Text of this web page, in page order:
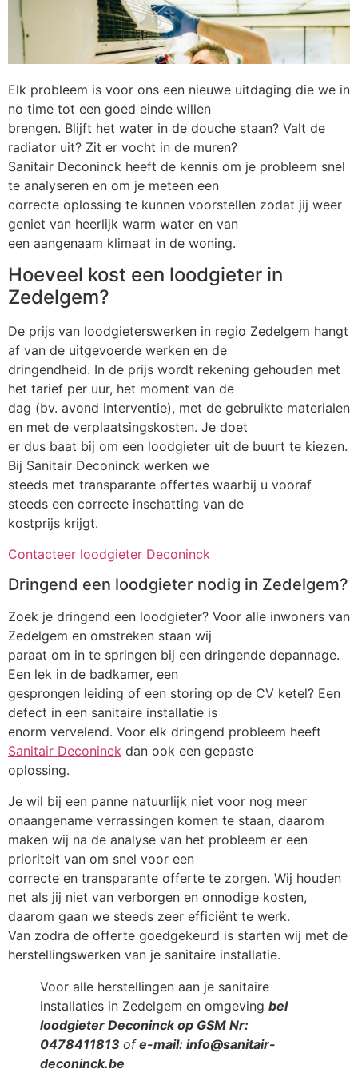
Elk probleem is voor ons een nieuwe uitdaging die we in
no time tot een goed einde willen
brengen. Blijft het water in de douche staan? Valt de
radiator uit? Zit er vocht in de muren?
Sanitair Deconinck heeft de kennis om je probleem snel
te analyseren en om je meteen een
correcte oplossing te kunnen voorstellen zodat jij weer
geniet van heerlijk warm water en van
een aangenaam klimaat in de woning.
Hoeveel kost een loodgieter in
Zedelgem?
De prijs van loodgieterswerken in regio Zedelgem hangt
af van de uitgevoerde werken en de
dringendheid. In de prijs wordt rekening gehouden met
het tarief per uur, het moment van de
dag (bv. avond interventie), met de gebruikte materialen
en met de verplaatsingskosten. Je doet
er dus baat bij om een loodgieter uit de buurt te kiezen.
Bij Sanitair Deconinck werken we
steeds met transparante offertes waarbij u vooraf
steeds een correcte inschatting van de
kostprijs krijgt.
Contacteer loodgieter Deconinck
Dringend een loodgieter nodig in Zedelgem?
Zoek je dringend een loodgieter? Voor alle inwoners van
Zedelgem en omstreken staan wij
paraat om in te springen bij een dringende depannage.
Een lek in de badkamer, een
gesprongen leiding of een storing op de CV ketel? Een
defect in een sanitaire installatie is
enorm vervelend. Voor elk dringend probleem heeft
Sanitair Deconinck dan ook een gepaste
oplossing.
Je wil bij een panne natuurlijk niet voor nog meer
onaangename verrassingen komen te staan, daarom
maken wij na de analyse van het probleem er een
prioriteit van om snel voor een
correcte en transparante offerte te zorgen. Wij houden
net als jij niet van verborgen en onnodige kosten,
daarom gaan we steeds zeer efficiënt te werk.
Van zodra de offerte goedgekeurd is starten wij met de
herstellingswerken van je sanitaire installatie.
Voor alle herstellingen aan je sanitaire
installaties in Zedelgem en omgeving bel
loodgieter Deconinck op GSM Nr:
0478411813 ofe-mail: info@sanitair-
deconinck.be